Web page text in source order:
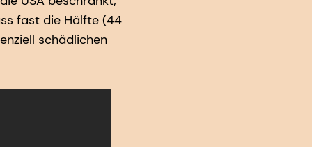
fast die Hälfte (44
schädlichen